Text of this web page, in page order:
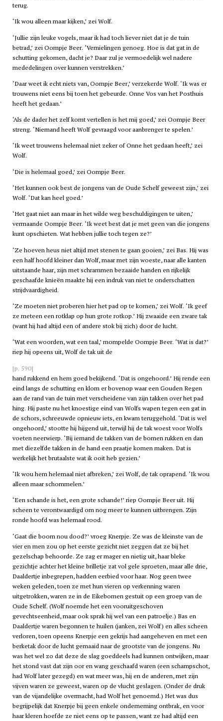
terug.
‘Ik wou alleen maar kijken,’ zei Wolf.
‘Jullie zijn leuke vogels, maar ik had toch liever niet dat je de tuin
betrad,’ zei Oompje Beer. ‘Vernielingen genoeg. Hoe is dat gat in de
schutting gekomen, dacht je? Daar zul je vermoedelijk wel nadere
mededelingen over kunnen verstrekken.’
‘Daar weet ik echt niets van, Oompje Beer,’ verzekerde Wolf. ‘Ik was er
trouwens niet eens bij toen het gebeurde. Onne Vos van het Posthuis
heeft het gedaan.’
‘Als de dader het zelf komt vertellen is het mij goed,’ zei Oompje Beer
streng. ‘Niemand heeft Wolf gevraagd voor aanbrenger te spelen.’
‘Ik weet trouwens helemaal niet zeker of Onne het gedaan heeft,’ zei
Wolf.
‘Die is helemaal goed,’ zei Oompje Beer.
‘Het kunnen ook best de jongens van de Oude Schelf geweest zijn,’ zei
Wolf. ‘Dat kan heel goed.’
‘Het gaat niet aan maar in het wilde weg beschuldigingen te uiten,’
vermaande Oompje Beer. ‘Ik weet best dat je met geen van die jongens
kunt opschieten. Wat hebben jullie toch tegen ze?’
‘Ze hoeven heus niet altijd met stenen te gaan gooien,’ zei Bas. Hij was
een half hoofd kleiner dan Wolf, maar met zijn woeste, naar alle kanten
uitstaande haar, zijn met schrammen bezaaide handen en rijkelijk
geschaafde knieën maakte hij een indruk van niet te onderschatten
strijdvaardigheid.
‘Ze moeten niet proberen hier het pad op te komen,’ zei Wolf. ‘Ik geef
ze meteen een rotklap op hun grote rotkop.’ Hij zwaaide een zware tak
(want hij had altijd een of andere stok bij zich) door de lucht.
‘Wat een woorden, wat een taal,’ mompelde Oompje Beer. ‘Wat is dat?’
riep hij opeens uit, Wolf de tak uit de
[p. 590]
hand rukkend en hem goed bekijkend. ‘Dat is ongehoord.’ Hij rende een
eind langs de schutting en klom er bovenop waar een Gouden Regen
aan de rand van de tuin met verscheidene van zijn takken over het pad
hing. Hij paste nu het knoestige eind van Wolfs wapen tegen een gat in
de schors, schreeuwde opnieuw iets, en kwam teruggehold. ‘Dat is wel
ongehoord,’ stootte hij hijgend uit, terwijl hij de tak woest voor Wolfs
voeten neerwierp. ‘Bij iemand de takken van de bomen rukken en dan
met diezelfde takken in de hand een praatje komen maken. Dat is
werkelijk het brutaalste wat ik ooit heb gezien.’
‘Ik wou hem helemaal niet afbreken,’ zei Wolf, de tak oprapend. ‘Ik wou
alleen maar schommelen.’
‘Een schande is het, een grote schande!’ riep Oompje Beer uit. Hij
scheen te verontwaardigd om nog meer te kunnen uitbrengen. Zijn
ronde hoofd was helemaal rood.
‘Gaat die boom nou dood?’ vroeg Knerpje. Ze was de kleinste van de
vier en men zou op het eerste gezicht niet zeggen dat ze bij het
gezelschap behoorde. Ze zag er mager en nietig uit, haar bleke
gezichtje achter het kleine brilletje zat vol gele sproeten, maar alle drie,
Daaldertje inbegrepen, hadden eerbied voor haar. Nog geen twee
weken geleden, toen ze met hun vieren op verkenning waren
uitgetrokken, waren ze in de Eikebomen gestuit op een groep van de
Oude Schelf. (Wolf noemde het een vooruitgeschoven
gevechtseenheid, maar ook sprak hij wel van een patroelje.) Bas en
Daaldertje waren begonnen te huilen (janken, zei Wolf) en alles scheen
verloren, toen opeens Knerpje een gekrijs had aangeheven en met een
berketak door de lucht gemaaid naar de grootste van de jongens. Nu
was het wel zo dat deze de slag goeddeels had kunnen ontwijken, maar
het stond vast dat zijn oor en wang geschaafd waren (een schampschot,
had Wolf later gezegd) en wat meer was, hij en de anderen, met zijn
vijven waren ze geweest, waren op de vlucht geslagen. (Onder de druk
van de vijandelijke overmacht, had Wolf het genoemd.) Het was dus
begrijpelijk dat Knerpje bij geen enkele onderneming ontbrak, en voor
haar kleren hoefde ze niet eens op te passen, want ze had altijd een